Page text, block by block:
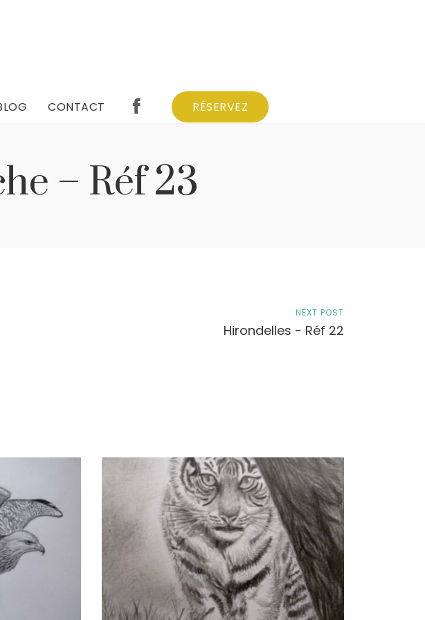
CONTACT RÉSERVEZ
CONTACT RÉSERVEZ
– Réf 23
NEXT POST
Hirondelles - Réf 22